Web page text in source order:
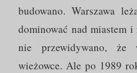
budowano. Warszawa
dominować nad miastem
nie przewidywano, że
wieżowce. Ale po 1989